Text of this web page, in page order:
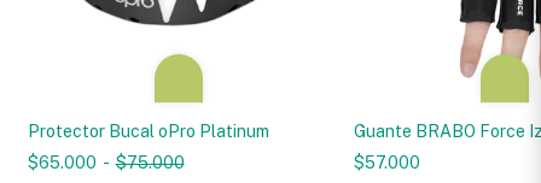
Protector Bucal oPro Platinum
$65.000 - $75.000
Guante BRABO Force
$57.000